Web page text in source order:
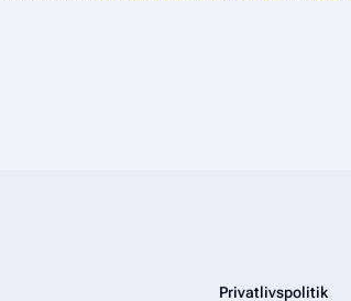
Privatlivspolitik